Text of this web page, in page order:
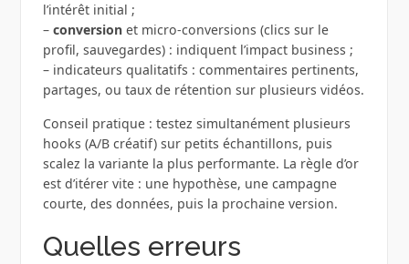
l’intérêt initial ;
– conversionet micro-conversions (clics sur le
profil, sauvegardes) : indiquent l’impact business ;
– indicateurs qualitatifs : commentaires pertinents,
partages, ou taux de rétention sur plusieurs vidéos.
Conseil pratique : testez simultanément plusieurs
hooks (A/B créatif) sur petits échantillons, puis
scalez la variante la plus performante. La règle d’or
est d’itérer vite : une hypothèse, une campagne
courte, des données, puis la prochaine version.
Quelles erreurs